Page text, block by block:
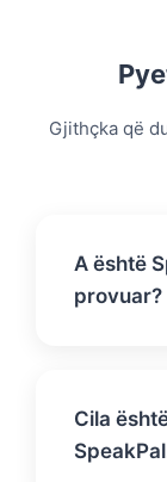
Gjithçka që
A është
provuar?
Cila